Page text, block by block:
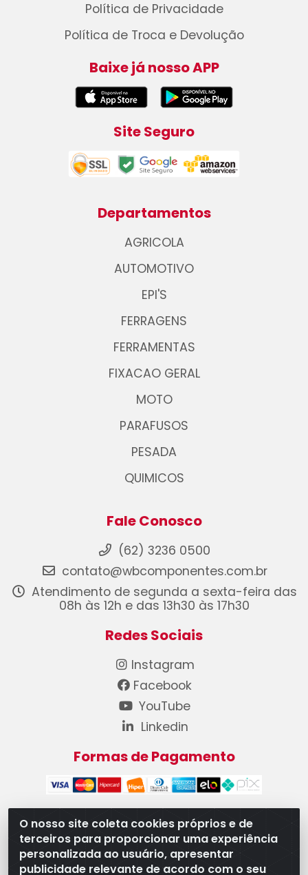
O nosso site coleta cookies próprios e de
terceiros para proporcionar uma experiência
personalizada ao usuário, apresentar
publicidade relevante de acordo com o seu
Política de Privacidade
Política de Troca e Devolução
Baixe já nosso APP
Site Seguro
Departamentos
AGRICOLA
AUTOMOTIVO
EPI'S
FERRAGENS
FERRAMENTAS
FIXACAO GERAL
MOTO
PARAFUSOS
PESADA
QUIMICOS
Fale Conosco
(62) 3236 0500
contato@wbcomponentes.com.br
Atendimento de segunda a sexta-feira das
08h às 12h e das 13h30 às 17h30
Redes Sociais
Instagram
Facebook
YouTube
Linkedin
Formas de Pagamento
WB Componentes Automotivos LTDA - CNPJ
08.528.393/0001-12 - Rua do Níquel, 667 - Parque
Oeste Industrial, Goiânia/GO - CEP 74375-660